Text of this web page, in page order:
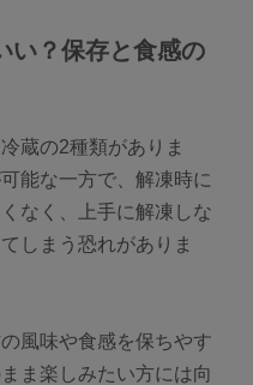
い？保存と食感の
蔵の2種類がありま
能な一方で、解凍時に
なく、上手に解凍しな
しまう恐れがありま
風味や食感を保ちやす
ま楽しみたい方には向